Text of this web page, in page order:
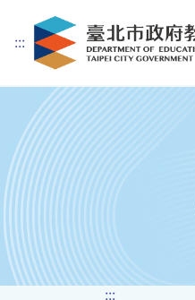
跳到主要內容
:::
:::